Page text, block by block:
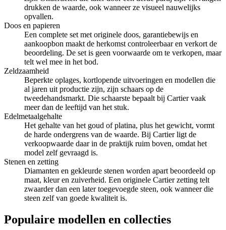
drukken de waarde, ook wanneer ze visueel nauwelijks
opvallen.
Doos en papieren
Een complete set met originele doos, garantiebewijs en
aankoopbon maakt de herkomst controleerbaar en verkort de
beoordeling. De set is geen voorwaarde om te verkopen, maar
telt wel mee in het bod.
Zeldzaamheid
Beperkte oplages, kortlopende uitvoeringen en modellen die
al jaren uit productie zijn, zijn schaars op de
tweedehandsmarkt. Die schaarste bepaalt bij Cartier vaak
meer dan de leeftijd van het stuk.
Edelmetaalgehalte
Het gehalte van het goud of platina, plus het gewicht, vormt
de harde ondergrens van de waarde. Bij Cartier ligt de
verkoopwaarde daar in de praktijk ruim boven, omdat het
model zelf gevraagd is.
Stenen en zetting
Diamanten en gekleurde stenen worden apart beoordeeld op
maat, kleur en zuiverheid. Een originele Cartier zetting telt
zwaarder dan een later toegevoegde steen, ook wanneer die
steen zelf van goede kwaliteit is.
Populaire modellen en collecties